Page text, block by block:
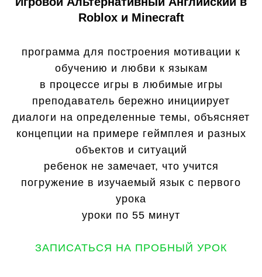
Roblox и Minecraft
программа для построения мотивации к
обучению и любви к языкам
в процессе игры в любимые игры
преподаватель бережно инициирует
диалоги на определенные темы, объясняет
концепции на примере геймплея и разных
объектов и ситуаций
ребенок не замечает, что учится
погружение в изучаемый язык с первого
урока
уроки по 55 минут
ЗАПИСАТЬСЯ НА ПРОБНЫЙ УРОК